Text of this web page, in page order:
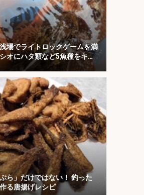
場でライトロックゲームを満
オにハタ類など5魚種をキャ
ぷら」だけではない！ 釣った
る唐揚げレシピ